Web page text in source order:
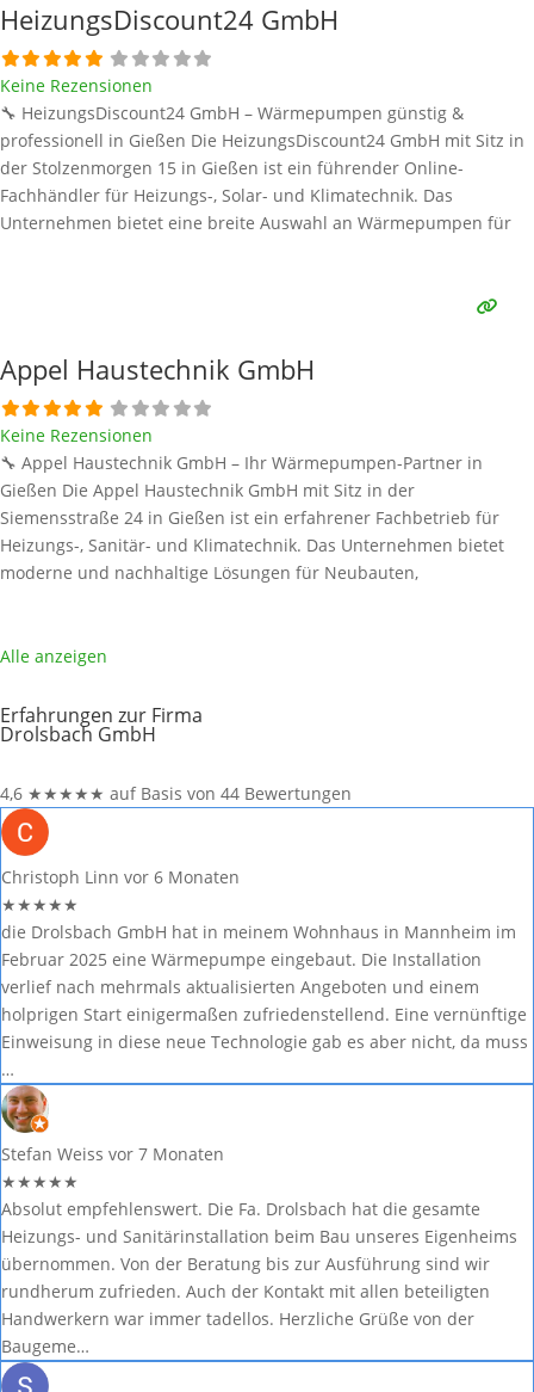
HeizungsDiscount24 GmbH
Keine Rezensionen
🔧 HeizungsDiscount24 GmbH – Wärmepumpen günstig &
professionell in Gießen Die HeizungsDiscount24 GmbH mit Sitz in
der Stolzenmorgen 15 in Gießen ist ein führender Online-
Fachhändler für Heizungs-, Solar- und Klimatechnik. Das
Unternehmen bietet eine breite Auswahl an Wärmepumpen für
Weiterlesen …
Appel Haustechnik GmbH
Keine Rezensionen
🔧 Appel Haustechnik GmbH – Ihr Wärmepumpen-Partner in
Gießen Die Appel Haustechnik GmbH mit Sitz in der
Siemensstraße 24 in Gießen ist ein erfahrener Fachbetrieb für
Heizungs-, Sanitär- und Klimatechnik. Das Unternehmen bietet
moderne und nachhaltige Lösungen für Neubauten,
gewerbliche Kunden. 📌 Hinweis: Alle Informationen
Alle anzeigen
Erfahrungen zur Firma
Drolsbach GmbH
4,6 ★★★★★ auf Basis von 44 Bewertungen
Christoph Linn vor 6 Monaten
★★★★★
die Drolsbach GmbH hat in meinem Wohnhaus in Mannheim im
Februar 2025 eine Wärmepumpe eingebaut. Die Installation
verlief nach mehrmals aktualisierten Angeboten und einem
holprigen Start einigermaßen zufriedenstellend. Eine vernünftige
Einweisung in diese neue Technologie gab es aber nicht, da muss
…
Stefan Weiss vor 7 Monaten
★★★★★
Absolut empfehlenswert. Die Fa. Drolsbach hat die gesamte
Heizungs- und Sanitärinstallation beim Bau unseres Eigenheims
übernommen. Von der Beratung bis zur Ausführung sind wir
rundherum zufrieden. Auch der Kontakt mit allen beteiligten
Handwerkern war immer tadellos. Herzliche Grüße von der
Baugeme…